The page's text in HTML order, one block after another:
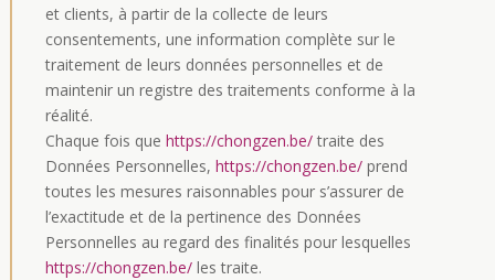
et clients, à partir de la collecte de leurs
consentements, une information complète sur le
traitement de leurs données personnelles et de
maintenir un registre des traitements conforme à la
réalité.
Chaque fois que https://chongzen.be/traite des
Données Personnelles, https://chongzen.be/prend
toutes les mesures raisonnables pour s’assurer de
l’exactitude et de la pertinence des Données
Personnelles au regard des finalités pour lesquelles
https://chongzen.be/les traite.